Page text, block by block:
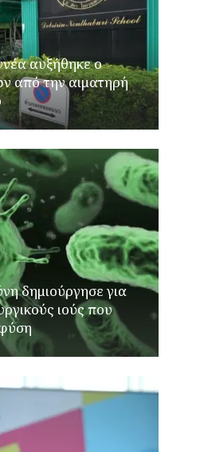
αυξήθηκε ο
από την αιματηρή
δημιούργησε για
ιούς που